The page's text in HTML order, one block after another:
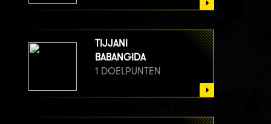
TIJJANI
BABANGIDA
1 DOELPUNTEN